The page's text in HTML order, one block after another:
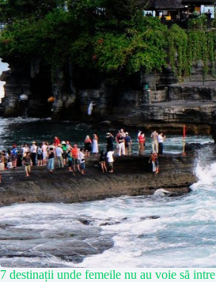
7 destinații unde femeile nu au voie să intre